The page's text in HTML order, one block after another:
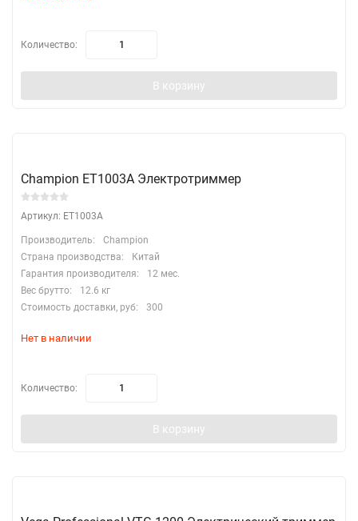
Количество:
В корзину
Champion ET1003A Электротриммер
Артикул: ET1003A
Производитель:
Champion
Страна производства:
Китай
Гарантия производителя:
12 мес.
Вес брутто:
12.6 кг
Стоимость доставки, руб:
300
Нет в наличии
Количество:
В корзину